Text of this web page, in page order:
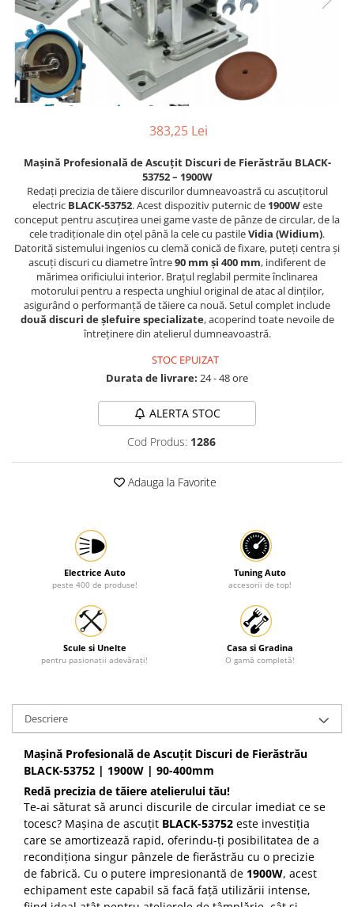
compresoare
Cricuri Auto Hidraulice
Pneumatice si Trapezoidale
Cricuri hidraulice
Cricuri pneumatice
Cricuri trapezoidale
Generatoare curent
Macarale și vinciuri
Masini de gaurit si Insurubat
Motoare electrice
Pistol de Lipit
Polizoare
Pompe Combustibil
Scule Pneumatice
Suport motocicleta
Utilaje constructie
Mixere
Motocositoare si Motosape
Nivela laser
Pistol de vopsit
Taiat gresie si faianta
Uz intern
Ventilatoare radiatoare
umidificatoare
383,25 Lei
Mașină Profesională de Ascuțit Discuri de Fierăstrău BLACK-
53752 – 1900W
Redați precizia de tăiere discurilor dumneavoastră cu ascuțitorul
electric BLACK-53752. Acest dispozitiv puternic de 1900Weste
conceput pentru ascuțirea unei game vaste de pânze de circular, de la
cele tradiționale din oțel până la cele cu pastileVidia (Widium).
Datorită sistemului ingenios cu clemă conică de fixare, puteți centra și
ascuți discuri cu diametre între90 mm și 400 mm, indiferent de
mărimea orificiului interior. Brațul reglabil permite înclinarea
motorului pentru a respecta unghiul original de atac al dinților,
asigurând o performanță de tăiere ca nouă. Setul complet include
două discuri de șlefuire specializate, acoperind toate nevoile de
întreținere din atelierul dumneavoastră.
STOC EPUIZAT
Durata de livrare: 24 - 48 ore
ALERTA STOC
Cod Produs: 1286
Adauga la Favorite
Electrice Auto
peste 400 de produse!
Tuning Auto
accesorii de top!
Scule si Unelte
pentru pasionații adevărați!
Casa si Gradina
O gamă completă!
Descriere
Mașină Profesională de Ascuțit Discuri de Fierăstrău
BLACK-53752 | 1900W | 90-400mm
Redă precizia de tăiere atelierului tău!
Te-ai săturat să arunci discurile de circular imediat ce se
tocesc? Mașina de ascuțit BLACK-53752 este investiția
care se amortizează rapid, oferindu-ți posibilitatea de a
recondiționa singur pânzele de fierăstrău cu o precizie
de fabrică. Cu o putere impresionantă de 1900W, acest
echipament este capabil să facă față utilizării intense,